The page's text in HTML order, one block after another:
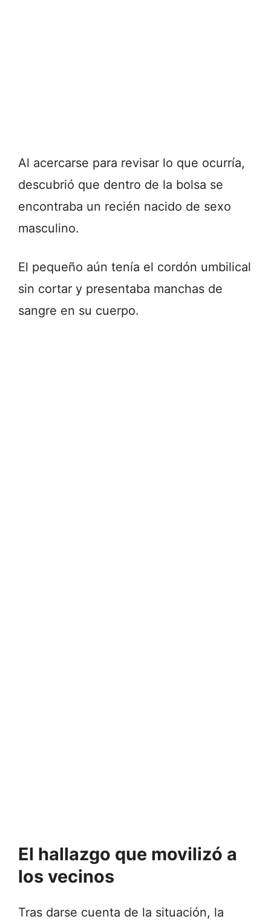
Al acercarse para revisar lo que ocurría,
descubrió que dentro de la bolsa se
encontraba un recién nacido de sexo
masculino.
El pequeño aún tenía el cordón umbilical
sin cortar y presentaba manchas de
sangre en su cuerpo.
El hallazgo que movilizó a
los vecinos
Tras darse cuenta de la situación, la